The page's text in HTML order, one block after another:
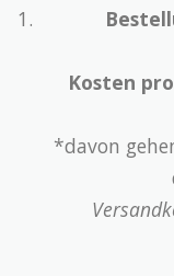
Kosten
*davon